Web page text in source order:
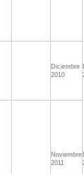
Diciembre
2010
Noviembre
2011